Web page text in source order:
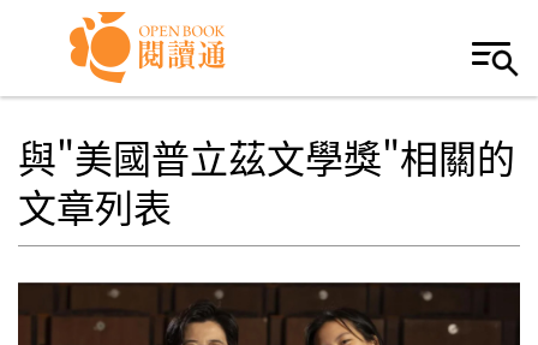
Skip to navigation
移至主內容
與"美國普立茲文學獎"相關的
文章列表